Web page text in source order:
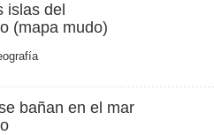
islas del
(mapa mudo)
bañan en el mar